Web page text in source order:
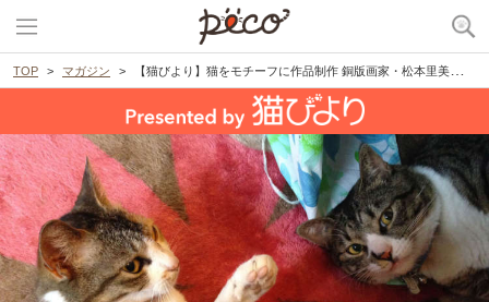
TOP マガジン 【猫びより】猫をモチーフに作品制作 銅版画家・松本里美さん【注目！】（辰巳出版）